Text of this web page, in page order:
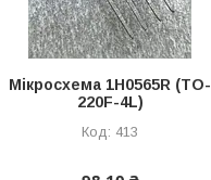
Мікросхема 1H0565R (TO-
220F-4L)
413